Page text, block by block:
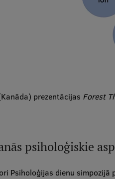
prezentācijas Forest
psiholoģiskie
Psiholoģijas dienu